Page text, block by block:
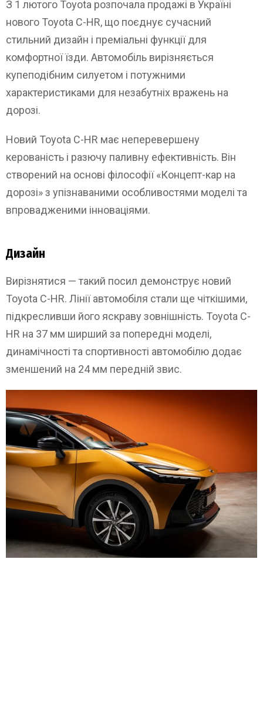
З 1 лютого Toyota розпочала продажі в Україні
нового Toyota C-HR, що поєднує сучасний
стильний дизайн і преміальні функції для
комфортної їзди. Автомобіль вирізняється
купеподібним силуетом і потужними
характеристиками для незабутніх вражень на
дорозі.
Новий Toyota C-HR має неперевершену
керованість і разючу паливну ефективність. Він
створений на основі філософії «Концепт-кар на
дорозі» з упізнаваними особливостями моделі та
впровадженими інноваціями.
Дизайн
Вирізнятися — такий посил демонструє новий
Toyota C-HR. Лінії автомобіля стали ще чіткішими,
підкресливши його яскраву зовнішність. Toyota C-
HR на 37 мм ширший за попередні моделі,
динамічності та спортивності автомобілю додає
зменшений на 24 мм передній звис.